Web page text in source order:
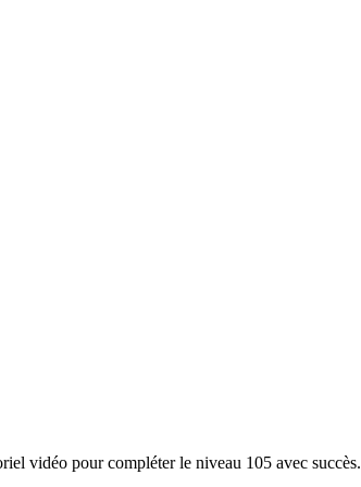
vidéo pour compléter le niveau 105 avec succès.